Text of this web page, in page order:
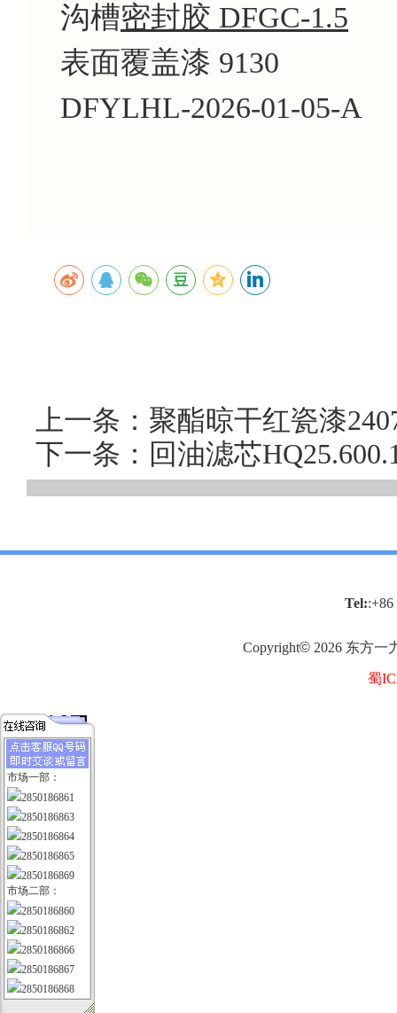
沟槽密封胶 DFGC-1.5
表面覆盖漆 9130
DFYLHL-2026-01-05-A
上一条：聚酯晾干红瓷漆
下一条：回油滤芯
Tel::+86
Copyright© 2026 东方一
蜀
市场一部：
2850186861
2850186863
2850186864
2850186865
2850186869
市场二部：
2850186860
2850186862
2850186866
2850186867
2850186868